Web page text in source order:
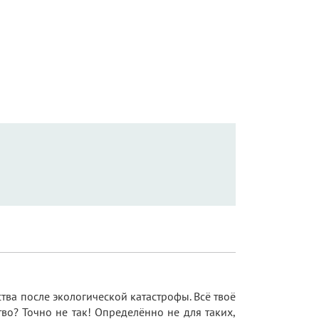
после экологической катастрофы. Всё твоё
Точно не так! Определённо не для таких,